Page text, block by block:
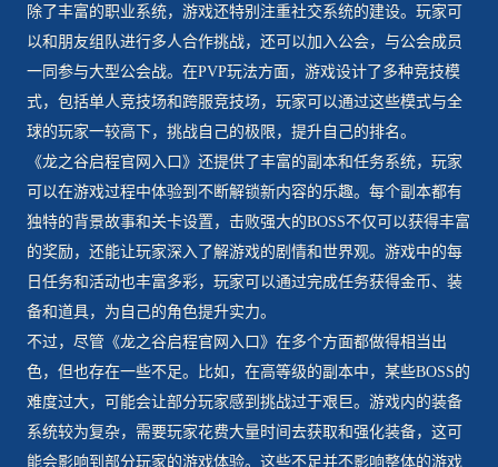
除了丰富的职业系统，游戏还特别注重社交系统的建设。玩家可
以和朋友组队进行多人合作挑战，还可以加入公会，与公会成员
一同参与大型公会战。在PVP玩法方面，游戏设计了多种竞技模
式，包括单人竞技场和跨服竞技场，玩家可以通过这些模式与全
球的玩家一较高下，挑战自己的极限，提升自己的排名。
《龙之谷启程官网入口》还提供了丰富的副本和任务系统，玩家
可以在游戏过程中体验到不断解锁新内容的乐趣。每个副本都有
独特的背景故事和关卡设置，击败强大的BOSS不仅可以获得丰富
的奖励，还能让玩家深入了解游戏的剧情和世界观。游戏中的每
日任务和活动也丰富多彩，玩家可以通过完成任务获得金币、装
备和道具，为自己的角色提升实力。
不过，尽管《龙之谷启程官网入口》在多个方面都做得相当出
色，但也存在一些不足。比如，在高等级的副本中，某些BOSS的
难度过大，可能会让部分玩家感到挑战过于艰巨。游戏内的装备
系统较为复杂，需要玩家花费大量时间去获取和强化装备，这可
能会影响到部分玩家的游戏体验。这些不足并不影响整体的游戏